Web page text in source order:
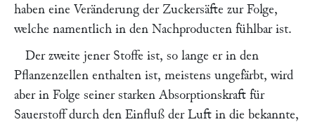
haben eine Veränderung der Zuckersäfte zur Folge,
welche namentlich in den Nachproducten fühlbar ist.
Der zweite jener Stoffe ist, so lange er in den
Pflanzenzellen enthalten ist, meistens ungefärbt, wird
aber in Folge seiner starken Absorptionskraft für
Sauerstoff durch den Einfluß der Luft in die bekannte,